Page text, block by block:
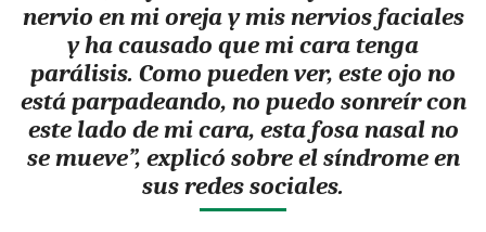
nervio en mi oreja y mis nervios faciales
y ha causado que mi cara tenga
parálisis. Como pueden ver, este ojo no
está parpadeando, no puedo sonreír con
este lado de mi cara, esta fosa nasal no
se mueve”, explicó sobre el síndrome en
sus redes sociales.